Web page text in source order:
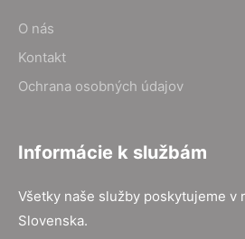
O nás
Kontakt
Ochrana osobných údajov
Informácie k službám
Všetky naše služby poskytujeme v
Slovenska.